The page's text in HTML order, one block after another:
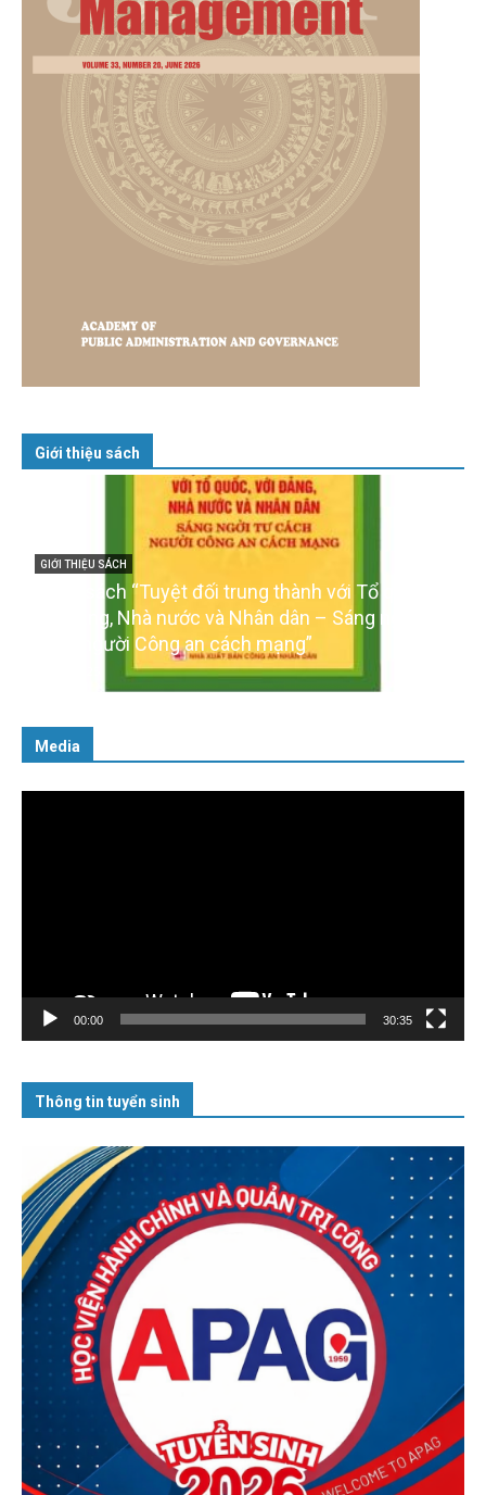
Giới thiệu sách
GIỚI THIỆU SÁCH
Cuốn sách “Tuyệt đối trung thành với Tổ quốc,
với Đảng, Nhà nước và Nhân dân – Sáng ngời tư
cách người Công an cách mạng”
Media
00:00 30:35
Thông tin tuyển sinh